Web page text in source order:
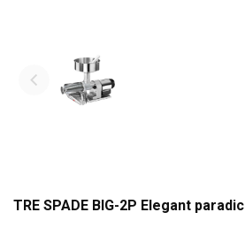
TRE SPADE BIG-2P Elegant